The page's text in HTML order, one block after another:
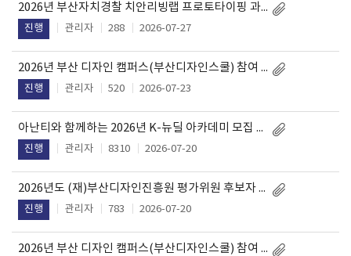
2026년 부산자치경찰 치안리빙랩 프로토타이핑 과제 최종 선정 결과 공고
진행 관리자 288 2026-07-27
2026년 부산 디자인 캠퍼스(부산디자인스쿨) 참여 청년 추가 모집(2차) 연장 공고
진행 관리자 520 2026-07-23
아난티와 함께하는 2026년 K-뉴딜 아카데미 모집 공고문
진행 관리자 8310 2026-07-20
2026년도 (재)부산디자인진흥원 평가위원 후보자 상시 모집 공고(해양/항만 분야 신설)
진행 관리자 783 2026-07-20
2026년 부산 디자인 캠퍼스(부산디자인스쿨) 참여 청년 추가 모집(3차) 공고